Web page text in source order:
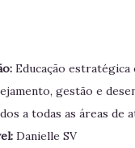
Educação estratégica
gestão e
a todas as áreas de
Danielle SV